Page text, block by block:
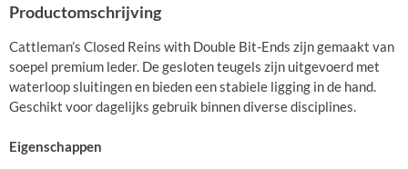
Productomschrijving
Cattleman’s Closed Reins with Double Bit-Ends zijn gemaakt van
soepel premium leder. De gesloten teugels zijn uitgevoerd met
waterloop sluitingen en bieden een stabiele ligging in de hand.
Geschikt voor dagelijks gebruik binnen diverse disciplines.
Eigenschappen